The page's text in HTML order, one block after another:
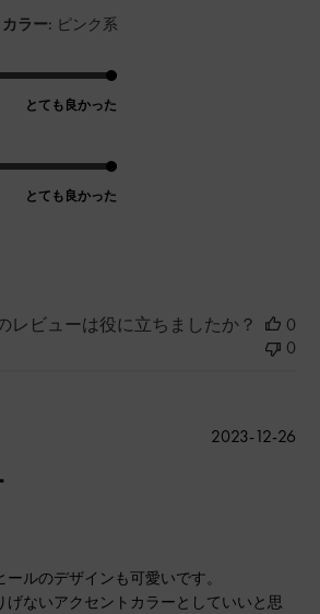
カラー: ピンク系
とても良かった
とても良かった
レビューは役に立ちましたか？
0
0
ルのデザインも可愛いです。
げないアクセントカラーとしていいと思
公
2023-12-26